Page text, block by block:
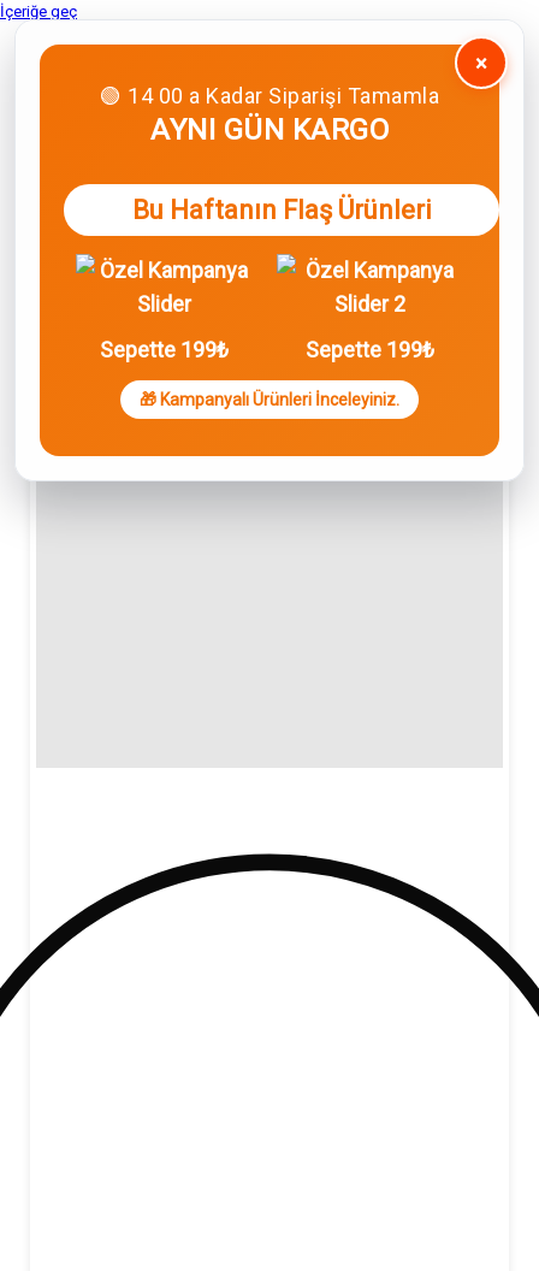
İçeriğe geç
×
🟢 14 00 a Kadar Siparişi Tamamla
AYNI GÜN KARGO
Bu Haftanın Flaş Ürünleri
Sepette 199₺ Sepette 199₺
🎁 Kampanyalı Ürünleri İnceleyiniz.